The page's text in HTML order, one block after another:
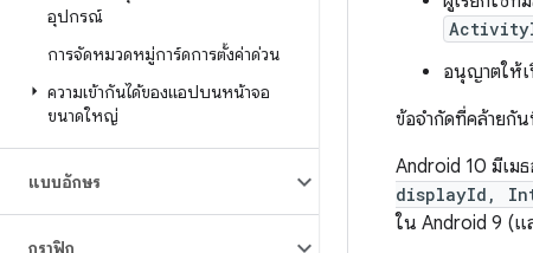
อุปกรณ์
การจัดหมวดหมู่การ์ดการตั้งค่าด่วน
ความเข้ากันได้ของแอปบนหน้าจอ
ขนาดใหญ่
แบบอักษร
กราฟิก
อนุญาตให้เ
ข้อจำกัดที่คล้ายกั
Android 10 มีเม
displayId,
ใน Android 9 (แ